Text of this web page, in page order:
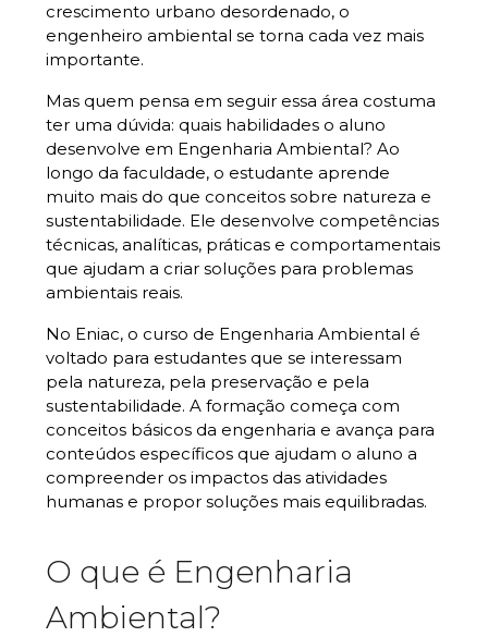
crescimento urbano desordenado, o
engenheiro ambiental se torna cada vez mais
importante.
Mas quem pensa em seguir essa área costuma
ter uma dúvida: quais habilidades o aluno
desenvolve em Engenharia Ambiental? Ao
longo da faculdade, o estudante aprende
muito mais do que conceitos sobre natureza e
sustentabilidade. Ele desenvolve competências
técnicas, analíticas, práticas e comportamentais
que ajudam a criar soluções para problemas
ambientais reais.
No Eniac, o curso de Engenharia Ambiental é
voltado para estudantes que se interessam
pela natureza, pela preservação e pela
sustentabilidade. A formação começa com
conceitos básicos da engenharia e avança para
conteúdos específicos que ajudam o aluno a
compreender os impactos das atividades
humanas e propor soluções mais equilibradas.
O que é Engenharia
Ambiental?